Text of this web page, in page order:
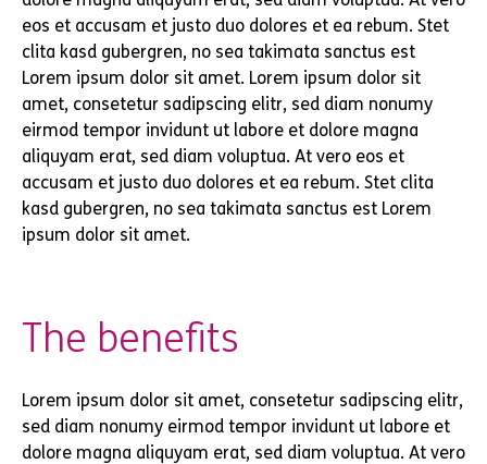
eos et accusam et justo duo dolores et ea rebum. Stet
clita kasd gubergren, no sea takimata sanctus est
Lorem ipsum dolor sit amet. Lorem ipsum dolor sit
amet, consetetur sadipscing elitr, sed diam nonumy
eirmod tempor invidunt ut labore et dolore magna
aliquyam erat, sed diam voluptua. At vero eos et
accusam et justo duo dolores et ea rebum. Stet clita
kasd gubergren, no sea takimata sanctus est Lorem
ipsum dolor sit amet.
The benefits
Lorem ipsum dolor sit amet, consetetur sadipscing elitr,
sed diam nonumy eirmod tempor invidunt ut labore et
dolore magna aliquyam erat, sed diam voluptua. At vero